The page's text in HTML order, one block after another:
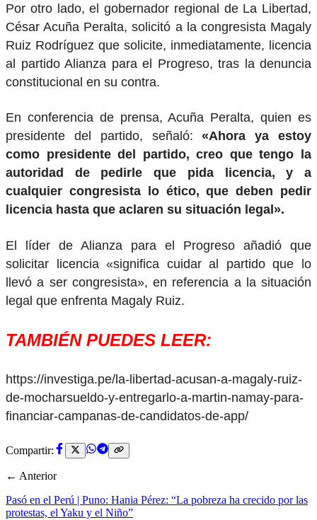
Por otro lado, el gobernador regional de La Libertad,
César Acuña Peralta, solicitó a la congresista Magaly
Ruiz Rodríguez que solicite, inmediatamente, licencia
al partido Alianza para el Progreso, tras la denuncia
constitucional en su contra.
En conferencia de prensa, Acuña Peralta, quien es
presidente del partido, señaló:«Ahora ya estoy
como presidente del partido, creo que tengo la
autoridad de pedirle que pida licencia, y a
cualquier congresista lo ético, que deben pedir
licencia hasta que aclaren su situación legal».
El líder de Alianza para el Progreso añadió que
solicitar licencia «significa cuidar al partido que lo
llevó a ser congresista», en referencia a la situación
legal que enfrenta Magaly Ruiz.
TAMBIÉN PUEDES LEER:
https://investiga.pe/la-libertad-acusan-a-magaly-ruiz-
de-mocharsueldo-y-entregarlo-a-martin-namay-para-
financiar-campanas-de-candidatos-de-app/
Compartir:
← Anterior
Pasó en el Perú | Puno: Hania Pérez: “La pobreza ha crecido por las
protestas, el Yaku y el Niño”